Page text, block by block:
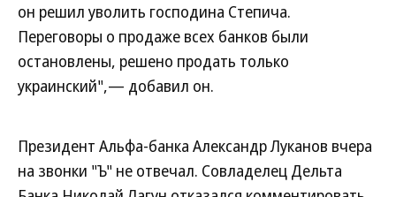
он решил уволить господина Степича.
Переговоры о продаже всех банков были
остановлены, решено продать только
украинский",— добавил он.
Президент Альфа-банка Александр Луканов вчера
на звонки "Ъ" не отвечал. Совладелец Дельта